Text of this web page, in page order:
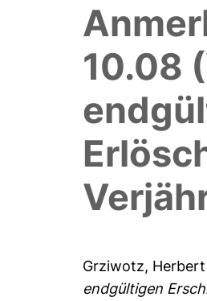
10.08
Grziwotz, Herbert
endgültigen